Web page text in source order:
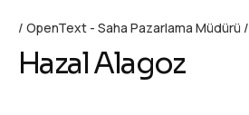
OpenText - Saha Pazarlama Müdürü
Hazal Alagoz